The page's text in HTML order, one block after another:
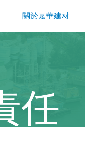
關於嘉華建材
任